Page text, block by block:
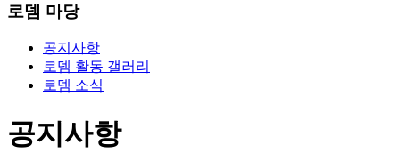
로뎀 마당
공지사항
로뎀 활동 갤러리
로뎀 소식
공지사항